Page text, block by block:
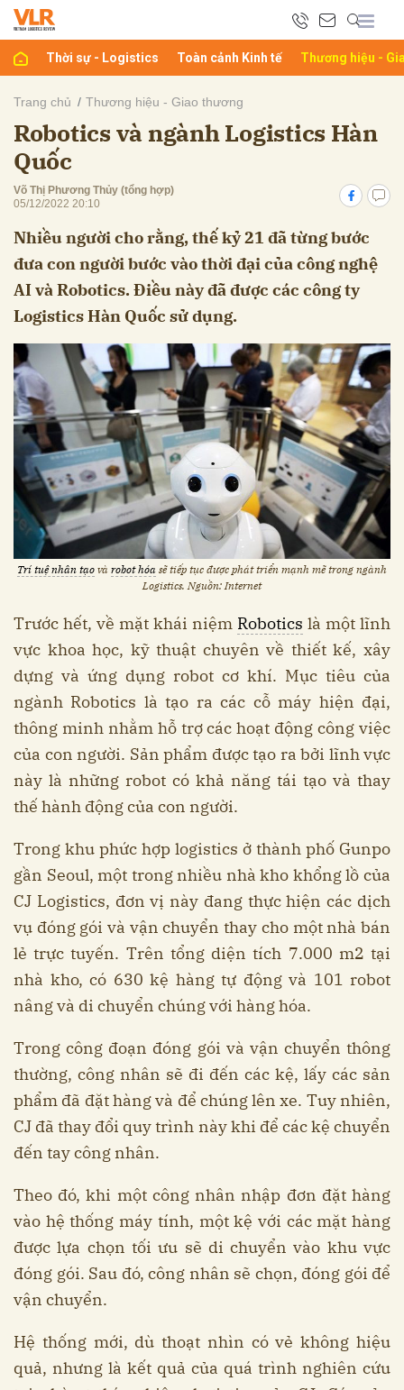
Thời sự - Logistics Toàn cảnh Kinh tế Thương hiệu -
Trang chủ Thương hiệu - Giao thương
Robotics và ngành Logistics Hàn
Quốc
Võ Thị Phương Thủy (tổng hợp)
05/12/2022 20:10
Nhiều người cho rằng, thế kỷ 21 đã từng bước
đưa con người bước vào thời đại của công nghệ
AI và Robotics. Điều này đã được các công ty
Logistics Hàn Quốc sử dụng.
Trí tuệ nhân tạo và robot hóa sẽ tiếp tục được phát triển mạnh mẽ trong ngành
Logistics. Nguồn: Internet
Trước hết, về mặt khái niệm Robotics là một lĩnh
vực khoa học, kỹ thuật chuyên về thiết kế, xây
dựng và ứng dụng robot cơ khí. Mục tiêu của
ngành Robotics là tạo ra các cỗ máy hiện đại,
thông minh nhằm hỗ trợ các hoạt động công việc
của con người. Sản phẩm được tạo ra bởi lĩnh vực
này là những robot có khả năng tái tạo và thay
thế hành động của con người.
Trong khu phức hợp logistics ở thành phố Gunpo
gần Seoul, một trong nhiều nhà kho khổng lồ của
CJ Logistics, đơn vị này đang thực hiện các dịch
vụ đóng gói và vận chuyển thay cho một nhà bán
lẻ trực tuyến. Trên tổng diện tích 7.000 m2 tại
nhà kho, có 630 kệ hàng tự động và 101 robot
nâng và di chuyển chúng với hàng hóa.
Trong công đoạn đóng gói và vận chuyển thông
thường, công nhân sẽ đi đến các kệ, lấy các sản
phẩm đã đặt hàng và để chúng lên xe. Tuy nhiên,
CJ đã thay đổi quy trình này khi để các kệ chuyển
đến tay công nhân.
Theo đó, khi một công nhân nhập đơn đặt hàng
vào hệ thống máy tính, một kệ với các mặt hàng
được lựa chọn tối ưu sẽ di chuyển vào khu vực
đóng gói. Sau đó, công nhân sẽ chọn, đóng gói để
vận chuyển.
Hệ thống mới, dù thoạt nhìn có vẻ không hiệu
quả, nhưng là kết quả của quá trình nghiên cứu
luận
Hủy